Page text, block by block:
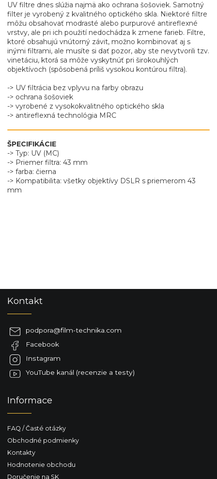
UV filtre dnes slúžia najmä ako ochrana šošoviek. Samotný
filter je vyrobený z kvalitného optického skla. Niektoré filtre
môžu obsahovať modrasté alebo purpurové antireflexné
vrstvy, ale pri ich použití nedochádza k zmene farieb. Filtre,
ktoré obsahujú vnútorný závit, možno kombinovať aj s
inými filtrami, ale musíte si dať pozor, aby ste nevytvorili tzv.
vinetáciu, ktorá sa môže vyskytnúť pri širokouhlých
objektívoch (spôsobená príliš vysokou kontúrou filtra).
-> UV filtrácia bez vplyvu na farby obrazu
-> ochrana šošoviek
-> vyrobené z vysokokvalitného optického skla
-> antireflexná technológia MRC
ŠPECIFIKÁCIE
-> Typ: UV (MC)
-> Priemer filtra: 43 mm
-> farba: čierna
-> Kompatibilita: všetky objektívy DSLR s priemerom 43
mm
Kontakt
podpora@film-technika.com
Facebook
Instagram
YouTube kanál (recenzie a testy)
Informace
FAQ / Časté otázky
Obchodné podmienky
Kontakty
Hodnotenie obchodu
Doručenie na SK